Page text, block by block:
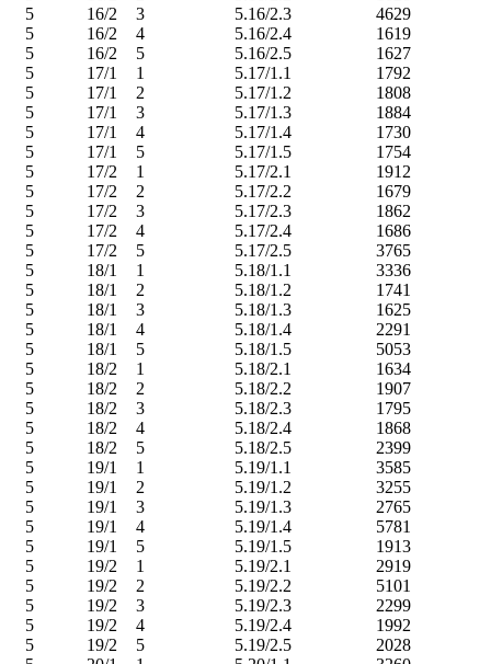
5
16/2 3 5.16/2.3
4629
5
16/2 4 5.16/2.4
1619
5
16/2 5 5.16/2.5
1627
5
17/1 1 5.17/1.1
1792
5
17/1 2 5.17/1.2
1808
5
17/1 3 5.17/1.3
1884
5
17/1 4 5.17/1.4
1730
5
17/1 5 5.17/1.5
1754
5
17/2 1 5.17/2.1
1912
5
17/2 2 5.17/2.2
1679
5
17/2 3 5.17/2.3
1862
5
17/2 4 5.17/2.4
1686
5
17/2 5 5.17/2.5
3765
5
18/1 1 5.18/1.1
3336
5
18/1 2 5.18/1.2
1741
5
18/1 3 5.18/1.3
1625
5
18/1 4 5.18/1.4
2291
5
18/1 5 5.18/1.5
5053
5
18/2 1 5.18/2.1
1634
5
18/2 2 5.18/2.2
1907
5
18/2 3 5.18/2.3
1795
5
18/2 4 5.18/2.4
1868
5
18/2 5 5.18/2.5
2399
5
19/1 1 5.19/1.1
3585
5
19/1 2 5.19/1.2
3255
5
19/1 3 5.19/1.3
2765
5
19/1 4 5.19/1.4
5781
5
19/1 5 5.19/1.5
1913
5
19/2 1 5.19/2.1
2919
5
19/2 2 5.19/2.2
5101
5
19/2 3 5.19/2.3
2299
5
19/2 4 5.19/2.4
1992
5
19/2 5 5.19/2.5
2028